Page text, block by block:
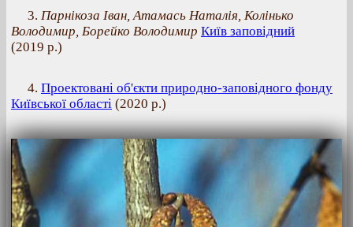
3. Парнікоза Іван, Атамась Наталія, Колінько
Володимир, Борейко Володимир Київ заповідний
(2019 р.)
4. Проектовані об'єкти природно-заповідного фонду
Київської області (2020 р.)